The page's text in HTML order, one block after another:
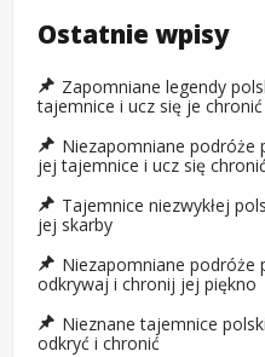
Ostatnie wpisy
Zapomniane legendy
tajemnice i ucz się je chronić
Niezapomniane podróże
jej tajemnice i ucz się chronić
Tajemnice niezwykłej
jej skarby
Niezapomniane podróże
odkrywaj i chronij jej piękno
Nieznane tajemnice
odkryć i chronić